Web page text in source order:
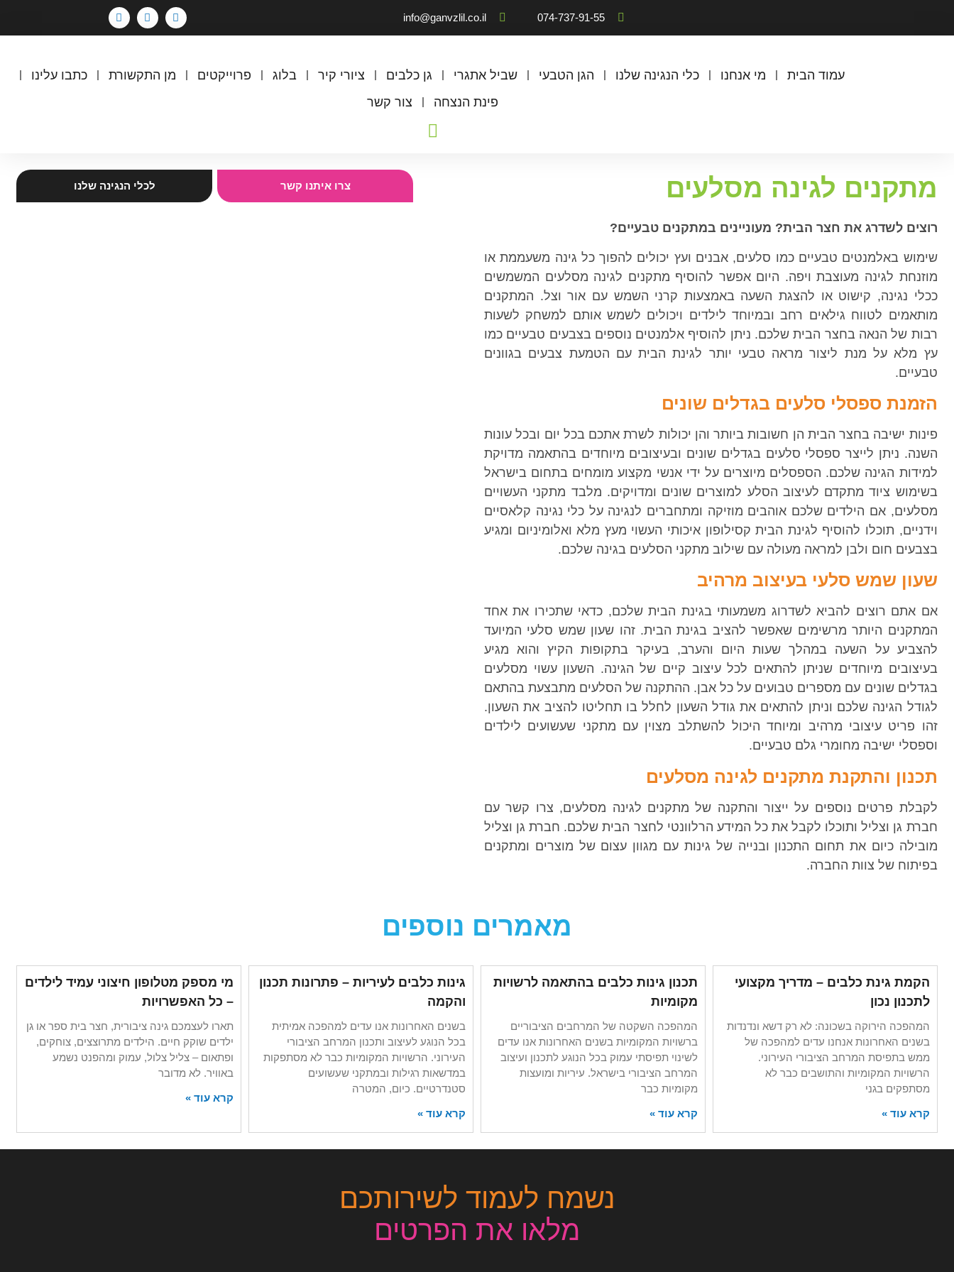
074-737-91-55
info@ganvzlil.co.il
עמוד הבית מי אנחנו כלי הנגינה שלנו הגן הטבעי שביל אתגרי גן כלבים ציורי קיר בלוג פרוייקטים מן התקשורת
כתבו עלינו
פינת הנצחה
צור קשר
מתקנים לגינה מסלעים
רוצים לשדרג את חצר הבית? מעוניינים במתקנים טבעיים?
שימוש באלמנטים טבעיים כמו סלעים, אבנים ועץ יכולים להפוך כל גינה משעממת או
מוזנחת לגינה מעוצבת ויפה. היום אפשר להוסיף מתקנים לגינה מסלעים המשמשים
ככלי נגינה, קישוט או להצגת השעה באמצעות קרני השמש עם אור וצל. המתקנים
מותאמים לטווח גילאים רחב ובמיוחד לילדים ויכולים לשמש אותם למשחק לשעות
רבות של הנאה בחצר הבית שלכם. ניתן להוסיף אלמנטים נוספים בצבעים טבעיים כמו
עץ מלא על מנת ליצור מראה טבעי יותר לגינת הבית עם הטמעת צבעים בגוונים
טבעיים.
הזמנת ספסלי סלעים בגדלים שונים
פינות ישיבה בחצר הבית הן חשובות ביותר והן יכולות לשרת אתכם בכל יום ובכל עונות
השנה. ניתן לייצר ספסלי סלעים בגדלים שונים ובעיצובים מיוחדים בהתאמה מדויקת
למידות הגינה שלכם. הספסלים מיוצרים על ידי אנשי מקצוע מומחים בתחום בישראל
בשימוש ציוד מתקדם לעיצוב הסלע למוצרים שונים ומדויקים. מלבד מתקני העשויים
מסלעים, אם הילדים שלכם אוהבים מוזיקה ומתחברים לנגינה על כלי נגינה קלאסיים
וידניים, תוכלו להוסיף לגינת הבית קסילופון איכותי העשוי מעץ מלא ואלומיניום ומגיע
בצבעים חום ולבן למראה מעולה עם שילוב מתקני הסלעים בגינה שלכם.
שעון שמש סלעי בעיצוב מרהיב
אם אתם רוצים להביא לשדרוג משמעותי בגינת הבית שלכם, כדאי שתכירו את אחד
המתקנים היותר מרשימים שאפשר להציב בגינת הבית. זהו שעון שמש סלעי המיועד
להצביע על השעה במהלך שעות היום והערב, בעיקר בתקופות הקיץ והוא מגיע
בעיצובים מיוחדים שניתן להתאים לכל עיצוב קיים של הגינה. השעון עשוי מסלעים
בגדלים שונים עם מספרים טבועים על כל אבן. ההתקנה של הסלעים מתבצעת בהתאם
לגודל הגינה שלכם וניתן להתאים את גודל השעון לחלל בו תחליטו להציב את השעון.
זהו פריט עיצובי מרהיב ומיוחד היכול להשתלב מצוין עם מתקני שעשועים לילדים
וספסלי ישיבה מחומרי גלם טבעיים.
תכנון והתקנת מתקנים לגינה מסלעים
לקבלת פרטים נוספים על ייצור והתקנה של מתקנים לגינה מסלעים, צרו קשר עם
חברת גן וצליל ותוכלו לקבל את כל המידע הרלוונטי לחצר הבית שלכם. חברת גן וצליל
מובילה כיום את תחום התכנון ובנייה של גינות עם מגוון עצום של מוצרים ומתקנים
בפיתוח של צוות החברה.
צרו איתנו קשר לכלי הנגינה שלנו
מאמרים נוספים
הקמת גינת כלבים – מדריך מקצועי
לתכנון נכון
המהפכה הירוקה בשכונה: לא רק דשא ונדנדות
בשנים האחרונות אנחנו עדים למהפכה של
ממש בתפיסת המרחב הציבורי העירוני.
הרשויות המקומיות והתושבים כבר לא
מסתפקים בגני
קרא עוד »
תכנון גינות כלבים בהתאמה לרשויות
מקומיות
המהפכה השקטה של המרחבים הציבוריים
ברשויות המקומיות בשנים האחרונות אנו עדים
לשינוי תפיסתי עמוק בכל הנוגע לתכנון ועיצוב
המרחב הציבורי בישראל. עיריות ומועצות
מקומיות כבר
קרא עוד »
גינות כלבים לעיריות – פתרונות תכנון
והקמה
בשנים האחרונות אנו עדים למהפכה אמיתית
בכל הנוגע לעיצוב ותכנון המרחב הציבורי
העירוני. הרשויות המקומיות כבר לא מסתפקות
במדשאות רגילות ובמתקני שעשועים
סטנדרטיים. כיום, המטרה
קרא עוד »
מי מספק מטלופון חיצוני עמיד לילדים
– כל האפשרויות
תארו לעצמכם גינה ציבורית, חצר בית ספר או גן
ילדים שוקק חיים. הילדים מתרוצצים, צוחקים,
ופתאום – צליל צלול, עמוק ומהפנט נשמע
באוויר. לא מדובר
קרא עוד »
נשמח לעמוד לשירותכם
מלאו את הפרטים